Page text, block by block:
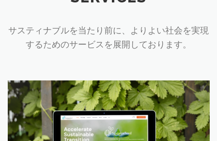
サスティナブルを当たり前に、よりよい社会を実現
するためのサービスを展開しております。